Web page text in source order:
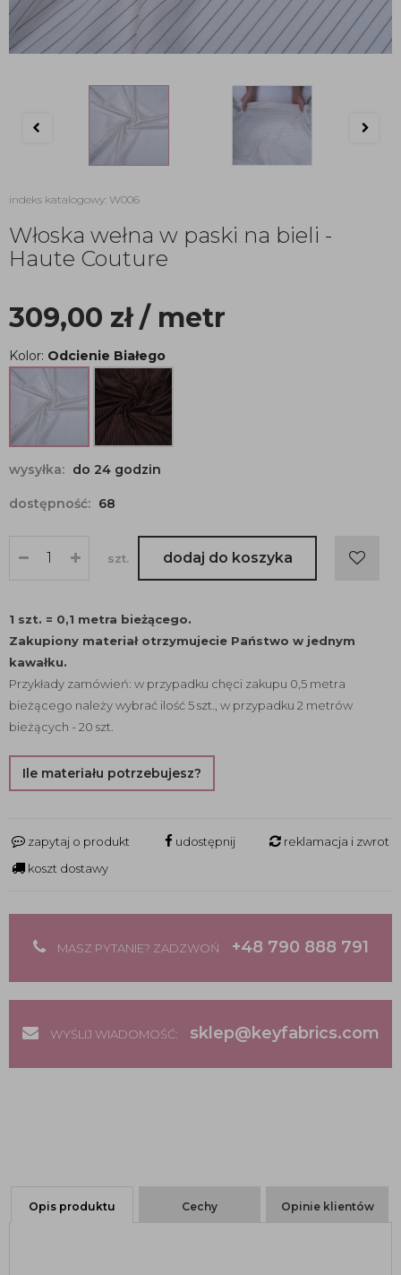
indeks katalogowy: W006
Włoska wełna w paski na bieli -
Haute Couture
309,00 zł/ metr
Kolor: Odcienie Białego
wysyłka: do 24 godzin
dostępność: 68
szt. dodaj do koszyka
1 szt. = 0,1 metra bieżącego.
Zakupiony materiał otrzymujecie Państwo w jednym
kawałku.
Przykłady zamówień: w przypadku chęci zakupu 0,5 metra
bieżącego należy wybrać ilość 5 szt., w przypadku 2 metrów
bieżących - 20 szt.
Ile materiału potrzebujesz?
zapytaj o produkt udostępnij
reklamacja i zwrot
koszt dostawy
MASZ PYTANIE? ZADZWOŃ +48 790 888 791
WYŚLIJ WIADOMOŚĆ: sklep@keyfabrics.com
Opis produktu Cechy Opinie klientów